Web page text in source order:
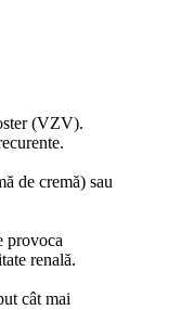
(VZV).
de cremă) sau
provoca
renală.
cât mai